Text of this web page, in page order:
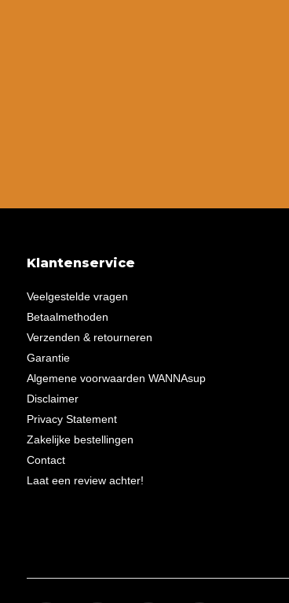
Klantenservice
Veelgestelde vragen
Betaalmethoden
Verzenden & retourneren
Garantie
Algemene voorwaarden WANNAsup
Disclaimer
Privacy Statement
Zakelijke bestellingen
Contact
Laat een review achter!